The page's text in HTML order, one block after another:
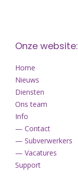
Onze website:
Home
Nieuws
Diensten
Ons team
Info
— Contact
— Subverwerkers
— Vacatures
Support